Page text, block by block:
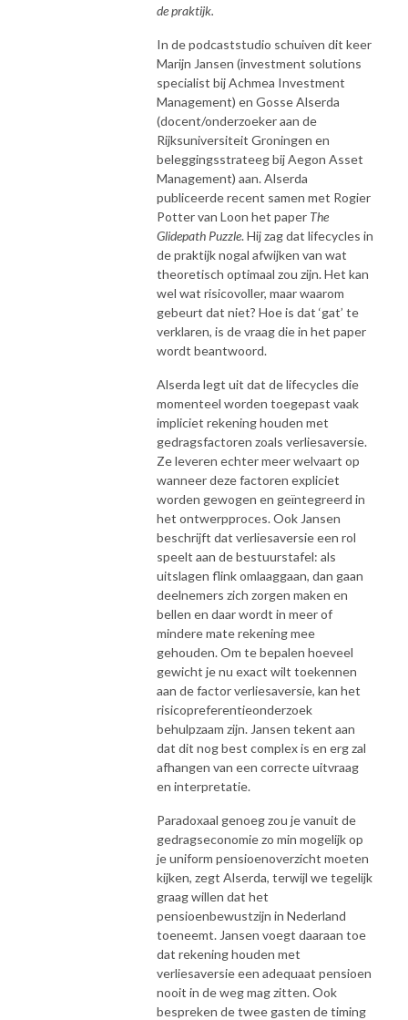
de praktijk.
In de podcaststudio schuiven dit keer
Marijn Jansen (investment solutions
specialist bij Achmea Investment
Management) en Gosse Alserda
(docent/onderzoeker aan de
Rijksuniversiteit Groningen en
beleggingsstrateeg bij Aegon Asset
Management) aan. Alserda
publiceerde recent samen met Rogier
Potter van Loon het paper The
Glidepath Puzzle. Hij zag dat lifecycles in
de praktijk nogal afwijken van wat
theoretisch optimaal zou zijn. Het kan
wel wat risicovoller, maar waarom
gebeurt dat niet? Hoe is dat ‘gat’ te
verklaren, is de vraag die in het paper
wordt beantwoord.
Alserda legt uit dat de lifecycles die
momenteel worden toegepast vaak
impliciet rekening houden met
gedragsfactoren zoals verliesaversie.
Ze leveren echter meer welvaart op
wanneer deze factoren expliciet
worden gewogen en geïntegreerd in
het ontwerpproces. Ook Jansen
beschrijft dat verliesaversie een rol
speelt aan de bestuurstafel: als
uitslagen flink omlaaggaan, dan gaan
deelnemers zich zorgen maken en
bellen en daar wordt in meer of
mindere mate rekening mee
gehouden. Om te bepalen hoeveel
gewicht je nu exact wilt toekennen
aan de factor verliesaversie, kan het
risicopreferentieonderzoek
behulpzaam zijn. Jansen tekent aan
dat dit nog best complex is en erg zal
afhangen van een correcte uitvraag
en interpretatie.
Paradoxaal genoeg zou je vanuit de
gedragseconomie zo min mogelijk op
je uniform pensioenoverzicht moeten
kijken, zegt Alserda, terwijl we tegelijk
graag willen dat het
pensioenbewustzijn in Nederland
toeneemt. Jansen voegt daaraan toe
dat rekening houden met
verliesaversie een adequaat pensioen
nooit in de weg mag zitten. Ook
bespreken de twee gasten de timing